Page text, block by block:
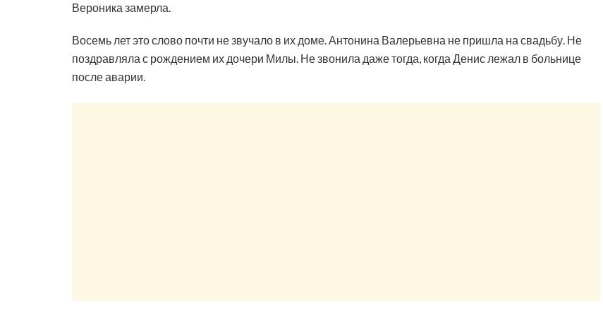
Вероника замерла.
Восемь лет это слово почти не звучало в их доме. Антонина Валерьевна не пришла на свадьбу. Не
поздравляла с рождением их дочери Милы. Не звонила даже тогда, когда Денис лежал в больнице
после аварии.